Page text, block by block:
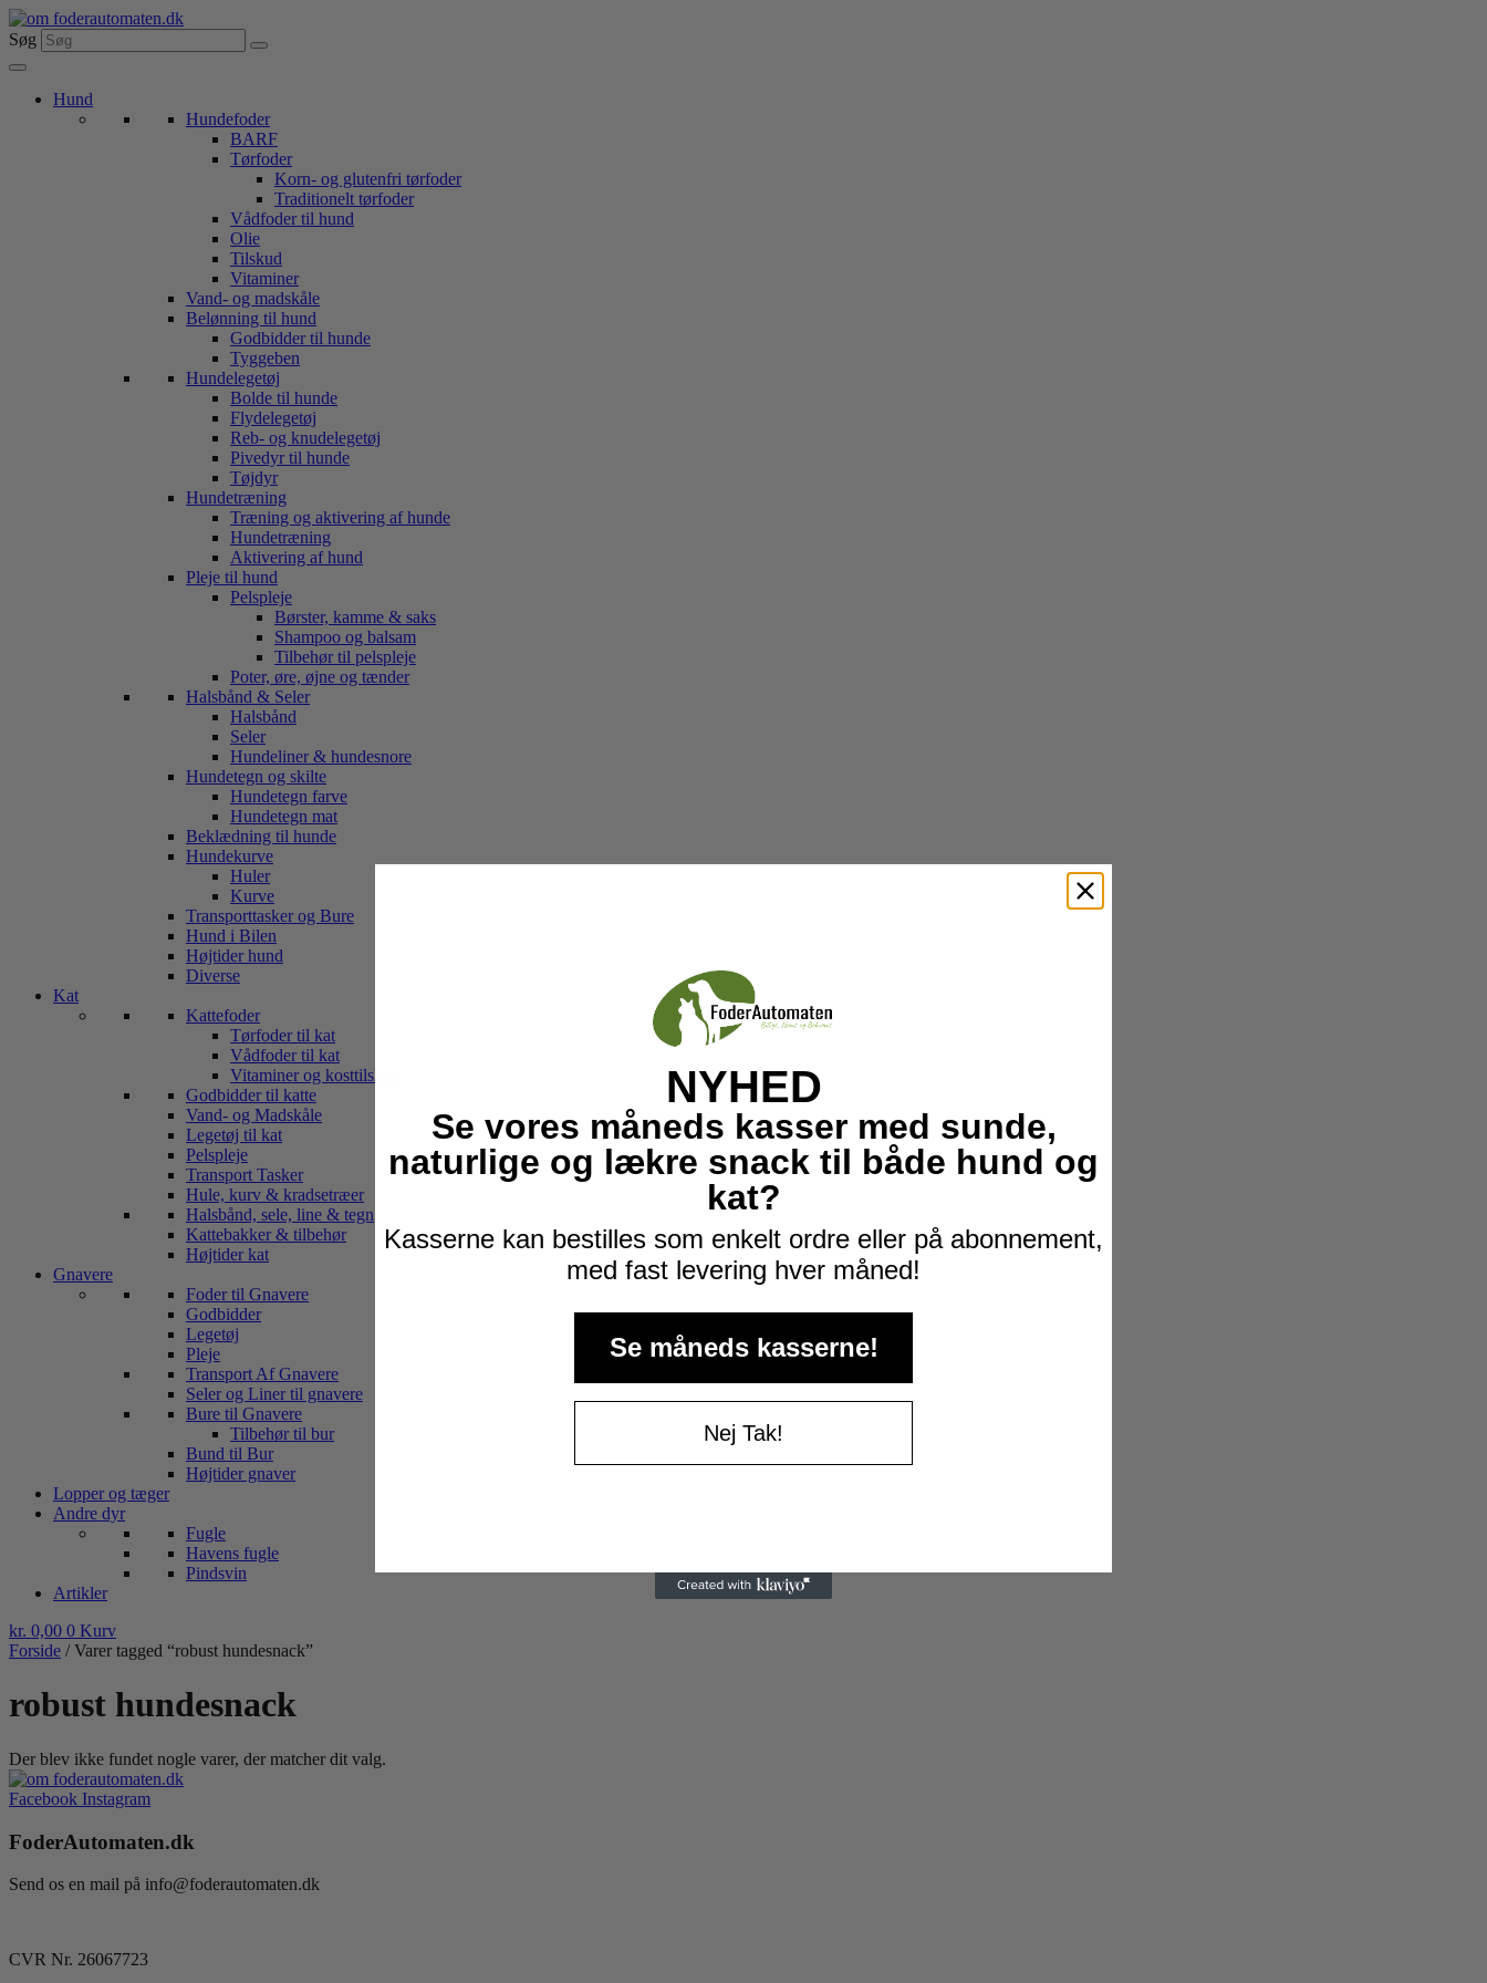
Videre
til
indhold
Søg
Hund
Hundefoder
BARF
Tørfoder
Korn- og glutenfri tørfoder
Traditionelt tørfoder
Vådfoder til hund
Olie
Tilskud
Vitaminer
Vand- og madskåle
Belønning til hund
Godbidder til hunde
Tyggeben
Hundelegetøj
Bolde til hunde
Flydelegetøj
Reb- og knudelegetøj
Pivedyr til hunde
Tøjdyr
Hundetræning
Træning og aktivering af hunde
Hundetræning
Aktivering af hund
Pleje til hund
Pelspleje
Børster, kamme & saks
Shampoo og balsam
Tilbehør til pelspleje
Poter, øre, øjne og tænder
Halsbånd & Seler
Halsbånd
Seler
Hundeliner & hundesnore
Hundetegn og skilte
Hundetegn farve
Hundetegn mat
Beklædning til hunde
Hundekurve
Huler
Kurve
Transporttasker og Bure
Hund i Bilen
Højtider hund
Diverse
Kat
Kattefoder
Tørfoder til kat
Vådfoder til kat
Vitaminer og kosttilskud
Godbidder til katte
Vand- og Madskåle
Legetøj til kat
Pelspleje
Transport Tasker
Hule, kurv & kradsetræer
Halsbånd, sele, line & tegn
Kattebakker & tilbehør
Højtider kat
Gnavere
Foder til Gnavere
Godbidder
Legetøj
Pleje
Transport Af Gnavere
Seler og Liner til gnavere
Bure til Gnavere
Tilbehør til bur
Bund til Bur
Højtider gnaver
Lopper og tæger
Andre dyr
Fugle
Havens fugle
Pindsvin
Artikler
kr. 0,00 0 Kurv
Forside / Varer tagged “robust hundesnack”
robust hundesnack
Der blev ikke fundet nogle varer, der matcher dit valg.
Facebook Instagram
FoderAutomaten.dk
Send os en mail på info@foderautomaten.dk
CVR Nr. 26067723
NYHED
Se vores måneds kasser med sunde,
naturlige og lækre snack til både hund og
kat?
Kasserne kan bestilles som enkelt ordre eller på abonnement,
med fast levering hver måned!
Se måneds kasserne!
Nej Tak!